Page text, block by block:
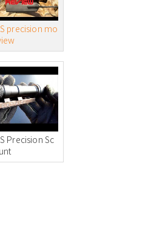
precision mo
Precision Sc